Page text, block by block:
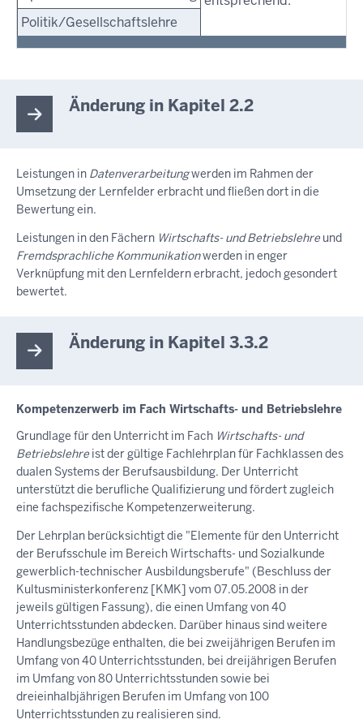
Politik/Gesellschaftslehre
Änderung in Kapitel 2.2
Leistungen in Datenverarbeitungwerden im Rahmen der
Umsetzung der Lernfelder erbracht und fließen dort in die
Bewertung ein.
Leistungen in den Fächern Wirtschafts- und Betriebslehre und
Fremdsprachliche Kommunikationwerden in enger
Verknüpfung mit den Lernfeldern erbracht, jedoch gesondert
bewertet.
Änderung in Kapitel 3.3.2
Kompetenzerwerb im Fach Wirtschafts- und Betriebslehre
Grundlage für den Unterricht im Fach Wirtschafts- und
Betriebslehre ist der gültige Fachlehrplan für Fachklassen des
dualen Systems der Berufsausbildung. Der Unterricht
unterstützt die berufliche Qualifizierung und fördert zugleich
eine fachspezifische Kompetenzerweiterung.
Der Lehrplan berücksichtigt die "Elemente für den Unterricht
der Berufsschule im Bereich Wirtschafts- und Sozialkunde
gewerblich-technischer Ausbildungsberufe" (Beschluss der
Kultusministerkonferenz [KMK] vom 07.05.2008 in der
jeweils gültigen Fassung), die einen Umfang von 40
Unterrichtsstunden abdecken. Darüber hinaus sind weitere
Handlungsbezüge enthalten, die bei zweijährigen Berufen im
Umfang von 40 Unterrichtsstunden, bei dreijährigen Berufen
im Umfang von 80 Unterrichtsstunden sowie bei
dreieinhalbjährigen Berufen im Umfang von 100
Unterrichtsstunden zu realisieren sind.